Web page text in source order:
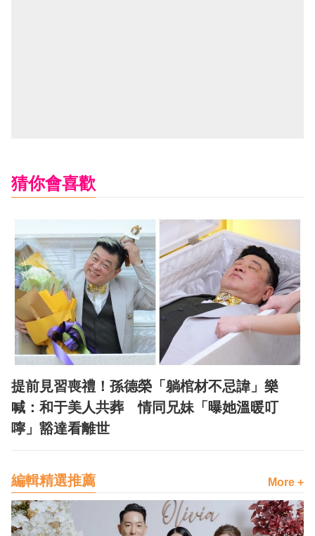
猜你會喜歡
提前見習喪禮！孫德榮「躺棺材不忌諱」樂
喊：和于美人共葬 情同兄妹「曝她溫暖叮
嚀」豁達看離世
編輯精選推薦 More +